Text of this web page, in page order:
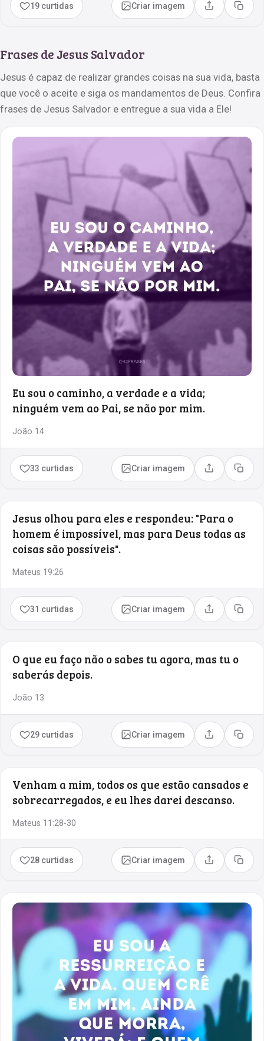
19 curtidas Criar imagem Compartilhar
Copiar
Frases de Jesus Salvador
Jesus é capaz de realizar grandes coisas na sua vida, basta
que você o aceite e siga os mandamentos de Deus. Confira
frases de Jesus Salvador e entregue a sua vida a Ele!
Eu sou o caminho, a verdade e a vida;
ninguém vem ao Pai, se não por mim.
João 14
33 curtidas Criar imagem Compartilhar
Copiar
Jesus olhou para eles e respondeu: "Para o
homem é impossível, mas para Deus todas as
coisas são possíveis".
Mateus 19:26
31 curtidas Criar imagem Compartilhar
Copiar
O que eu faço não o sabes tu agora, mas tu o
saberás depois.
João 13
29 curtidas Criar imagem Compartilhar
Copiar
Venham a mim, todos os que estão cansados e
sobrecarregados, e eu lhes darei descanso.
Mateus 11:28-30
28 curtidas Criar imagem Compartilhar
Copiar